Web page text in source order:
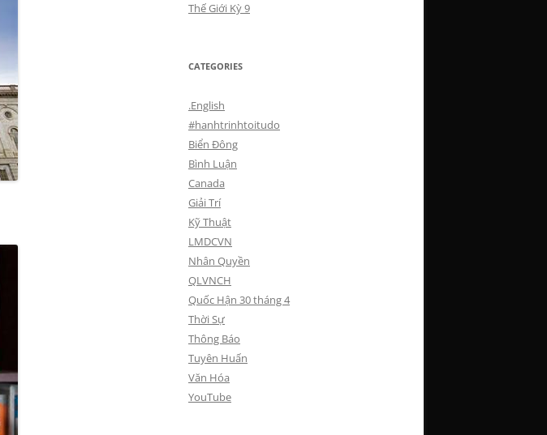
Thế Giới Kỳ 9
CATEGORIES
.English
#hanhtrinhtoitudo
Biển Đông
Bình Luận
Canada
Giải Trí
Kỹ Thuật
LMDCVN
Nhân Quyền
QLVNCH
Quốc Hận 30 tháng 4
Thời Sự
Thông Báo
Tuyên Huấn
Văn Hóa
YouTube